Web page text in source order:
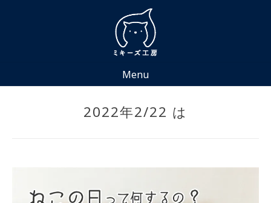
Menu
2022年2/22 は
2022